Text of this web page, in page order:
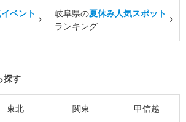
ベント
岐阜県の夏休み人気スポット
ランキング
探す
東北 関東 甲信越